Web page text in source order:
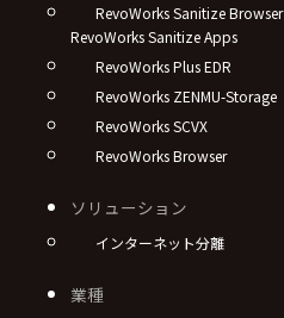
RevoWorks Sanitize Browser
RevoWorks Sanitize Apps
RevoWorks Plus EDR
RevoWorks ZENMU-Storage
RevoWorks SCVX
RevoWorks Browser
ソリューション
インターネット分離
業種